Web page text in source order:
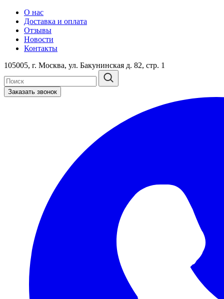
О нас
Доставка и оплата
Отзывы
Новости
Контакты
105005, г. Москва, ул. Бакунинская д. 82, стр. 1
Заказать звонок